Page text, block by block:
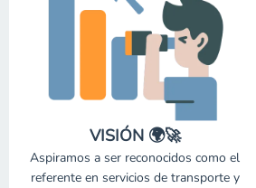
VISIÓN 🌍🚀
Aspiramos a ser reconocidos como el
referente en servicios de transporte y